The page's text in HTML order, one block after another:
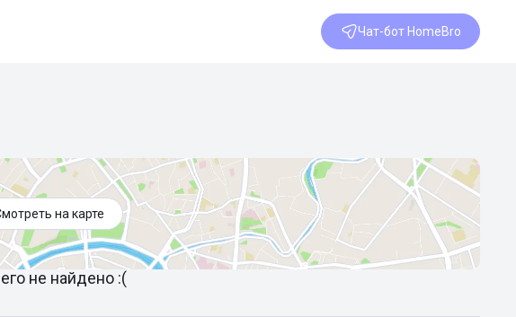
Чат-бот HomeBro
на карте
не найдено :(